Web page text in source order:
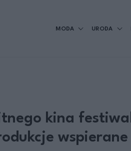
MODA URODA
kina